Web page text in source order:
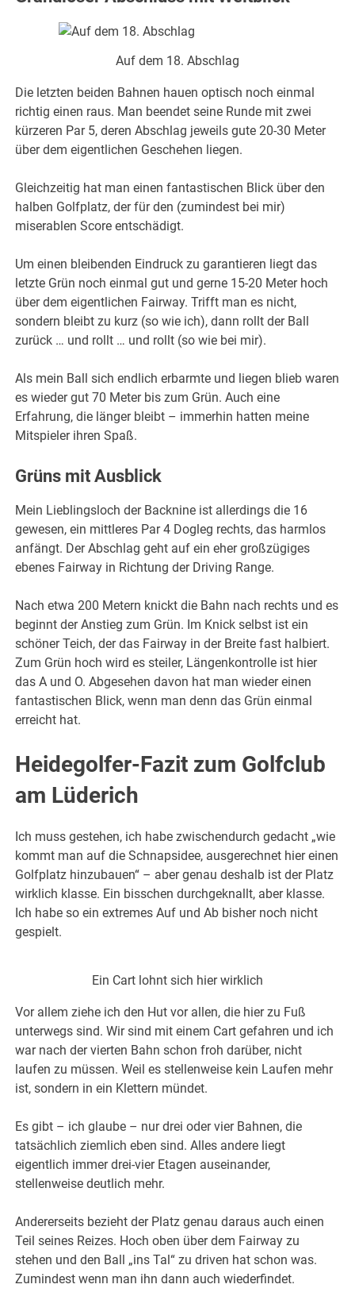
Auf dem 18. Abschlag
Die letzten beiden Bahnen hauen optisch noch einmal
richtig einen raus. Man beendet seine Runde mit zwei
kürzeren Par 5, deren Abschlag jeweils gute 20-30 Meter
über dem eigentlichen Geschehen liegen.
Gleichzeitig hat man einen fantastischen Blick über den
halben Golfplatz, der für den (zumindest bei mir)
miserablen Score entschädigt.
Um einen bleibenden Eindruck zu garantieren liegt das
letzte Grün noch einmal gut und gerne 15-20 Meter hoch
über dem eigentlichen Fairway. Trifft man es nicht,
sondern bleibt zu kurz (so wie ich), dann rollt der Ball
zurück … und rollt … und rollt (so wie bei mir).
Als mein Ball sich endlich erbarmte und liegen blieb waren
es wieder gut 70 Meter bis zum Grün. Auch eine
Erfahrung, die länger bleibt – immerhin hatten meine
Mitspieler ihren Spaß.
Grüns mit Ausblick
Mein Lieblingsloch der Backnine ist allerdings die 16
gewesen, ein mittleres Par 4 Dogleg rechts, das harmlos
anfängt. Der Abschlag geht auf ein eher großzügiges
ebenes Fairway in Richtung der Driving Range.
Nach etwa 200 Metern knickt die Bahn nach rechts und es
beginnt der Anstieg zum Grün. Im Knick selbst ist ein
schöner Teich, der das Fairway in der Breite fast halbiert.
Zum Grün hoch wird es steiler, Längenkontrolle ist hier
das A und O. Abgesehen davon hat man wieder einen
fantastischen Blick, wenn man denn das Grün einmal
erreicht hat.
Heidegolfer-Fazit zum Golfclub
am Lüderich
Ich muss gestehen, ich habe zwischendurch gedacht „wie
kommt man auf die Schnapsidee, ausgerechnet hier einen
Golfplatz hinzubauen“ – aber genau deshalb ist der Platz
wirklich klasse. Ein bisschen durchgeknallt, aber klasse.
Ich habe so ein extremes Auf und Ab bisher noch nicht
gespielt.
Ein Cart lohnt sich hier wirklich
Vor allem ziehe ich den Hut vor allen, die hier zu Fuß
unterwegs sind. Wir sind mit einem Cart gefahren und ich
war nach der vierten Bahn schon froh darüber, nicht
laufen zu müssen. Weil es stellenweise kein Laufen mehr
ist, sondern in ein Klettern mündet.
Es gibt – ich glaube – nur drei oder vier Bahnen, die
tatsächlich ziemlich eben sind. Alles andere liegt
eigentlich immer drei-vier Etagen auseinander,
stellenweise deutlich mehr.
Andererseits bezieht der Platz genau daraus auch einen
Teil seines Reizes. Hoch oben über dem Fairway zu
stehen und den Ball „ins Tal“ zu driven hat schon was.
Zumindest wenn man ihn dann auch wiederfindet.